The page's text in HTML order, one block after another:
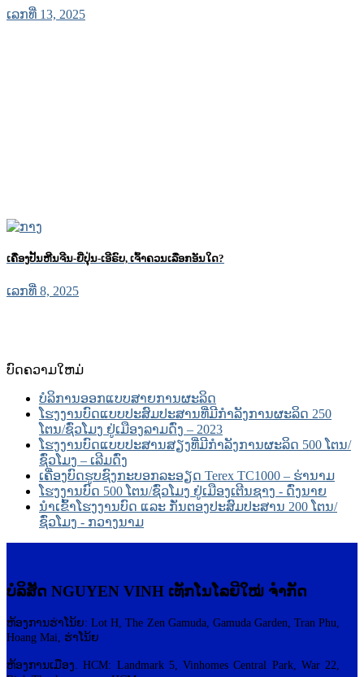
ເລກທີ່ 13, 2025
ເຄື່ອງປັ້ນຫີນຈີນ-ຍີ່ປຸ່ນ-ເອີຣົບ, ເຈົ້າຄວນເລືອກອັນໃດ?
ເລກທີ່ 8, 2025
ບົດຄວາມໃຫມ່
ບໍລິການອອກແບບສາຍການຜະລິດ
ໂຮງງານບົດແບບປະສົມປະສານທີ່ມີກຳລັງການຜະລິດ 250
ໂຕນ/ຊົ່ວໂມງ ຢູ່ເມືອງລາມດົ່ງ – 2023
ໂຮງງານບົດແບບປະສານສຽງທີ່ມີກຳລັງການຜະລິດ 500 ໂຕນ/
ຊົ່ວໂມງ – ເລີມດົ່ງ
ເຄື່ອງບົດຮູບຊົງກະບອກລະອຽດ Terex TC1000 – ຮ່ານາມ
ໂຮງງານບົດ 500 ໂຕນ/ຊົ່ວໂມງ ຢູ່ເມືອງເຕີນຊາງ - ດົ່ງນາຍ
ນຳເຂົ້າໂຮງງານບົດ ແລະ ກັ່ນຕອງປະສົມປະສານ 200 ໂຕນ/
ຊົ່ວໂມງ - ກວາງນາມ
ບໍລິສັດ NGUYEN VINH ເທັກໂນໂລຍີໃໝ່ ຈຳກັດ
ຫ້ອງການຮ່າໂນ້ຍ: Lot H, The Zen Gamuda, Gamuda Garden, Tran Phu,
Hoang Mai, ຮ່າໂນ້ຍ
ຫ້ອງການເມືອງ. HCM: Landmark 5, Vinhomes Central Park, War 22,